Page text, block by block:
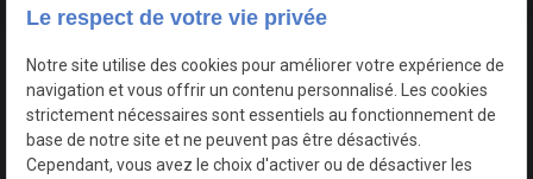
Google Maps Search API est désactivé.
Le respect de votre vie privée
Notre site utilise des cookies pour améliorer votre expérience de
navigation et vous offrir un contenu personnalisé. Les cookies
strictement nécessaires sont essentiels au fonctionnement de
base de notre site et ne peuvent pas être désactivés.
Cependant, vous avez le choix d'activer ou de désactiver les